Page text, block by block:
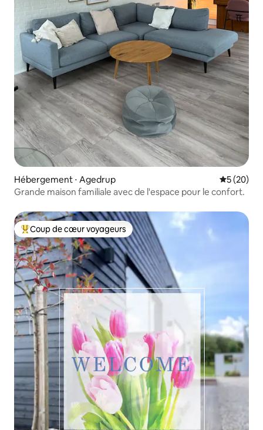
Hébergement ⋅ Agedrup
5 (20)
Grande maison familiale avec de l'espace pour le confort.
Coups de cœur voyageurs les plus appréciés
Coup de cœur voyageurs